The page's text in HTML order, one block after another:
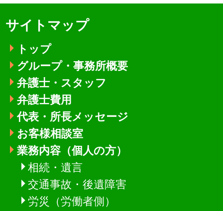
サイトマップ
トップ
グループ・事務所概要
弁護士・スタッフ
弁護士費用
代表・所長メッセージ
お客様相談室
業務内容（個人の方）
相続・遺言
交通事故・後遺障害
労災（労働者側）